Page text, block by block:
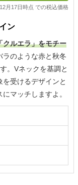
月17日時点 での税込価格
ン
クルエラ」をモチー
ラのような赤と秋冬
。Vネックを基調と
受けるデザインと
マッチしますよ。